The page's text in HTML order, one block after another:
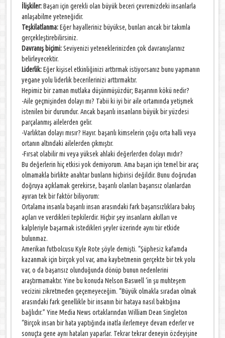
İlişkiler:Başarı için gerekli olan büyük beceri çevremizdeki insanlarla
anlaşabilme yeteneğidir.
Teşkilatlanma:Eğer hayalleriniz büyükse, bunları ancak bir takımla
gerçekleştirebilirsiniz.
Davranış biçimi:Seviyenizi yeteneklerinizden çok davranışlarınız
belirleyecektir.
Liderlik:Eğer kişisel etkinliğinizi arttırmak istiyorsanız bunu yapmanın
yegane yolu liderlik becerilerinizi arttırmaktır.
Hepimiz bir zaman mutlaka düşünmüşüzdür; Başarının kökü nedir?
-Aile geçmişinden dolayı mı? Tabii ki iyi bir aile ortamında yetişmek
istenilen bir durumdur. Ancak başarılı insanların büyük bir yüzdesi
parçalanmış ailelerden gelir.
-Varlıktan dolayı mısır? Hayır. başarılı kimselerin çoğu orta halli veya
ortanın altındaki ailelerden çıkmıştır.
-Fırsat olabilir mi veya yüksek ahlaki değerlerden dolayı mıdır?
Bu değerlerin hiç etkisi yok demiyorum. Ama başarı için temel bir araç
olmamakla birlikte anahtar bunların hiçbirisi değildir. Bunu doğrudan
doğruya açıklamak gerekirse, başarılı olanları başarısız olanlardan
ayıran tek bir faktör biliyorum:
Ortalama insanla başarılı insan arasındaki fark başarısızlıklara bakış
açıları ve verdikleri tepkilerdir. Hiçbir şey insanların akılları ve
kalpleriyle başarmak istedikleri şeyler üzerinde aynı tür etkide
bulunmaz.
Amerikan futbolcusu Kyle Rote şöyle demişti. “Şüphesiz kafamda
kazanmak için birçok yol var, ama kaybetmenin gerçekte bir tek yolu
var, o da başarısız olunduğunda dönüp bunun nedenlerini
araştırmamaktır. Yine bu konuda Nelson Baswell ‘in şu muhteşem
vecizini zikretmeden geçemeyeceğim. “Büyük olmakla sıradan olmak
arasındaki fark genellikle bir insanın bir hataya nasıl baktığına
bağlıdır.” Yine Media News ortaklarından William Dean Singleton
“Birçok insan bir hata yaptığında inatla ilerlemeye devam ederler ve
sonuçta gene aynı hataları yaparlar. Tekrar tekrar deneyin özdeyişine